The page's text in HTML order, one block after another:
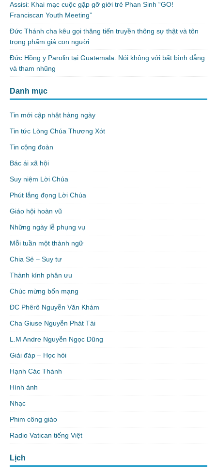
Assisi: Khai mạc cuộc gặp gỡ giới trẻ Phan Sinh “GO!
Franciscan Youth Meeting”
Đức Thánh cha kêu gọi thăng tiến truyền thông sự thật và tôn
trọng phẩm giá con người
Đức Hồng y Parolin tại Guatemala: Nói không với bất bình đẳng
và tham nhũng
Danh mục
Tin mới cập nhật hàng ngày
Tin tức Lòng Chúa Thương Xót
Tin cộng đoàn
Bác ái xã hội
Suy niệm Lời Chúa
Phút lắng đọng Lời Chúa
Giáo hội hoàn vũ
Những ngày lễ phụng vụ
Mỗi tuần một thành ngữ
Chia Sẻ – Suy tư
Thành kính phân ưu
Chúc mừng bổn mạng
ĐC Phêrô Nguyễn Văn Khảm
Cha Giuse Nguyễn Phát Tài
L.M Andre Nguyễn Ngọc Dũng
Giải đáp – Học hỏi
Hạnh Các Thánh
Hình ảnh
Nhạc
Phim công giáo
Radio Vatican tiếng Việt
Lịch